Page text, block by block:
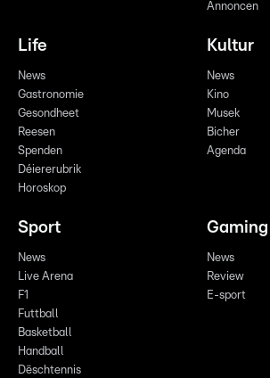
Annoncen
Life
News
Gastronomie
Gesondheet
Reesen
Spenden
Déiererubrik
Horoskop
Kultur
News
Kino
Musek
Bicher
Agenda
Sport
News
Live Arena
F1
Futtball
Basketball
Handball
Dëschtennis
Gaming
News
Review
E-sport